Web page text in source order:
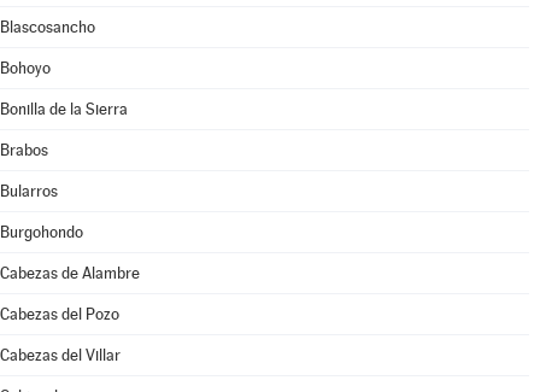
Blascosancho
Bohoyo
Bonilla de la Sierra
Brabos
Bularros
Burgohondo
Cabezas de Alambre
Cabezas del Pozo
Cabezas del Villar